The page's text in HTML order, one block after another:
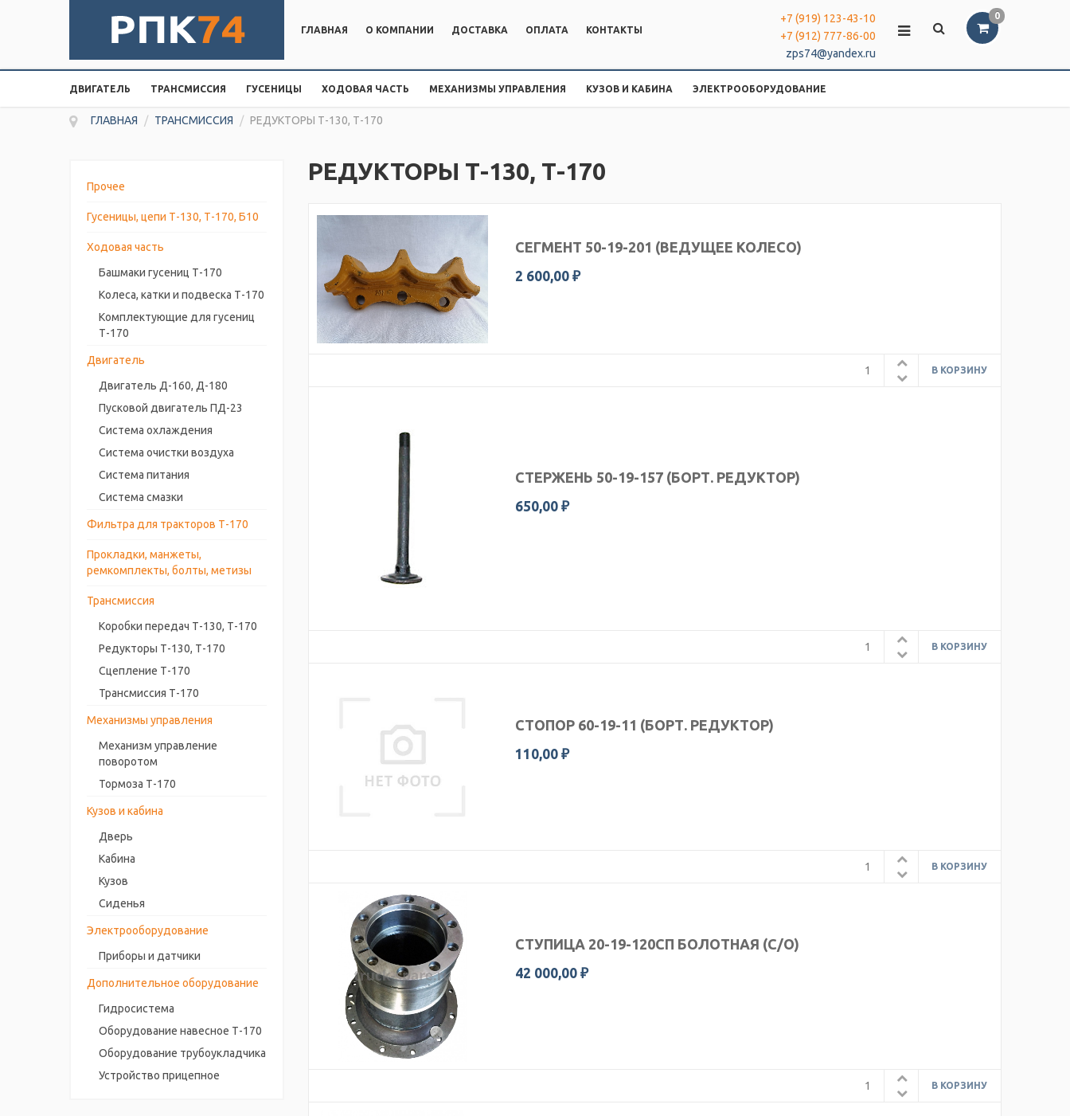
0
ГЛАВНАЯ
О КОМПАНИИ ДОСТАВКА ОПЛАТА КОНТАКТЫ
+7 (919) 123-43-10
+7 (912) 777-86-00
zps74@yandex.ru
ДВИГАТЕЛЬ ТРАНСМИССИЯ ГУСЕНИЦЫ ХОДОВАЯ ЧАСТЬ МЕХАНИЗМЫ УПРАВЛЕНИЯ КУЗОВ И КАБИНА ЭЛЕКТРООБОРУДОВАНИЕ
ГЛАВНАЯ / ТРАНСМИССИЯ / РЕДУКТОРЫ Т-130, Т-170
Прочее
Гусеницы, цепи Т-130, Т-170, Б10
Ходовая часть
Башмаки гусениц Т-170
Колеса, катки и подвеска Т-170
Комплектующие для гусениц
Т-170
Двигатель
Двигатель Д-160, Д-180
Пусковой двигатель ПД-23
Система охлаждения
Система очистки воздуха
Система питания
Система смазки
Фильтра для тракторов Т-170
Прокладки, манжеты,
ремкомплекты, болты, метизы
Трансмиссия
Коробки передач Т-130, Т-170
Редукторы Т-130, Т-170
Сцепление Т-170
Трансмиссия Т-170
Механизмы управления
Механизм управление
поворотом
Тормоза Т-170
Кузов и кабина
Дверь
Кабина
Кузов
Сиденья
Электрооборудование
Приборы и датчики
Дополнительное оборудование
Гидросистема
Оборудование навесное Т-170
Оборудование трубоукладчика
Устройство прицепное
РЕДУКТОРЫ Т-130, Т-170
СЕГМЕНТ 50-19-201 (ВЕДУЩЕЕ КОЛЕСО)
2 600,00 ₽
СТЕРЖЕНЬ 50-19-157 (БОРТ. РЕДУКТОР)
650,00 ₽
СТОПОР 60-19-11 (БОРТ. РЕДУКТОР)
110,00 ₽
СТУПИЦА 20-19-120СП БОЛОТНАЯ (С/О)
42 000,00 ₽